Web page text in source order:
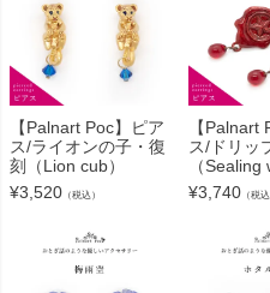
【Palnart Poc】ピア
ス/ライオンの子・復
刻（Lion cub）
¥3,520 （税込）
【Palnart
ス/ドリッ
（Sealing
¥3,740 （税込